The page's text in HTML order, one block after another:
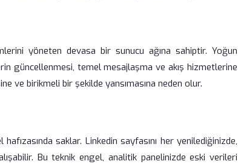
yöneten devasa bir sunucu ağına sahiptir. Yoğun
güncellenmesi, temel mesajlaşma ve akış hizmetlerine
ve birikmeli bir şekilde yansımasına neden olur.
hafızasında saklar. Linkedin sayfasını her yenilediğinizde,
Bu teknik engel, analitik panelinizde eski verileri